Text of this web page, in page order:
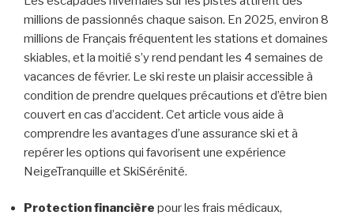
millions de passionnés chaque saison. En 2025, environ 8
millions de Français fréquentent les stations et domaines
skiables, et la moitié s’y rend pendant les 4 semaines de
vacances de février. Le ski reste un plaisir accessible à
condition de prendre quelques précautions et d’être bien
couvert en cas d’accident. Cet article vous aide à
comprendre les avantages d’une assurance ski et à
repérer les options qui favorisent une expérience
NeigeTranquille et SkiSérénité.
Protection financière pour les frais médicaux,